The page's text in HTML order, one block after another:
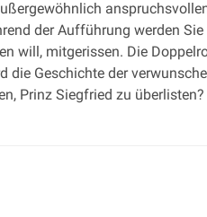
der Aufführung werden
will, mitgerissen. Die
Geschichte der
Prinz Siegfried zu